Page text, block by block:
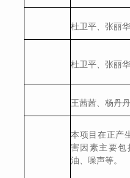
杜卫平、张丽华
杜卫平、张丽华
王茜茜、杨丹丹
本项目在正产
害因素主要包
油、噪声等。